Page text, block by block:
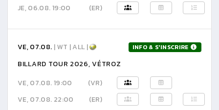
JE, 06.08. 19:00
(ER)
VE, 07.08. | WT | ALL | INFO & S'INSCRIRE
BILLARD TOUR 2026, VÉTROZ
VE, 07.08. 19:00
(VR)
VE, 07.08. 22:00
(ER)